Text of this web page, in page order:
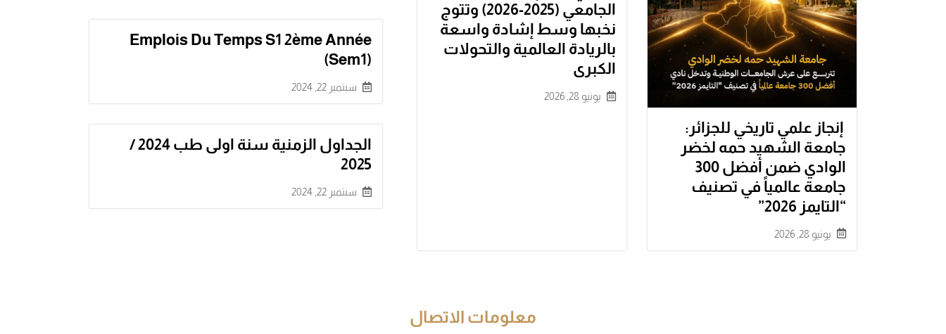
إنجاز علمي تاريخي للجزائر:
جامعة الشهيد حمه لخضر
الوادي ضمن أفضل 300
جامعة عالمياً في تصنيف
“التايمز 2026”
يونيو 28, 2026
الجامعي (2025-2026) وتتوج
نخبها وسط إشادة واسعة
بالريادة العالمية والتحولات
الكبرى
يونيو 28, 2026
Emplois Du Temps S1 2ème Année
(sem1)
سبتمبر 22, 2024
الجداول الزمنية سنة اولى طب 2024 /
2025
سبتمبر 22, 2024
معلومات الاتصال